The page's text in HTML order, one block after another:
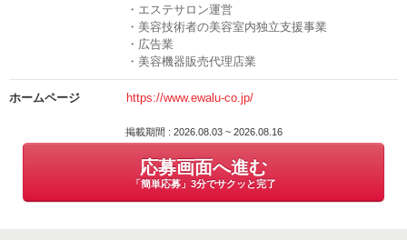
◎稼ぎやすい歩合制度を実現！
月の売り上げの60％～80％が収入となります。
◎シフトは自分の都合に合わせて設定可能
時間や勤務日はもちろん自分の都合に合わせて設定できますので
◎どこよりも手厚い充実のサポート
写真の撮り方から、SNS、各種集客媒体（HPB・ミニモ・ネイリーな
ど）
【美容室オーナーと面談】
美容室のオーナーとの顔合わせ。
弊社スタッフも面接に同席させていただきます。
双方OKとなりましたら、サロン決定となります。
【グランドオープン】
渋谷もしくは、ご希望エリアでのご相談
・エステサロン運営
・美容技術者の美容室内独立支援事業
・広告業
・美容機器販売代理店業
ホームページ https://www.ewalu-co.jp/
掲載期間 : 2026.08.03 ~ 2026.08.16
応募画面へ進む
「簡単応募」3分でサクッと完了